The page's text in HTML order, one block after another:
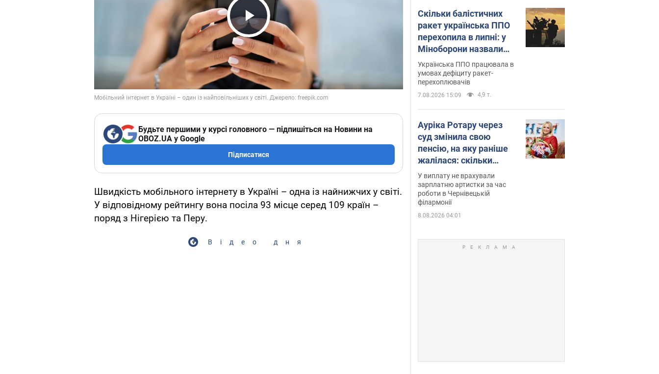
Play Video
Будьте першими у курсі головного — підпишіться на Новини на
OBOZ.UA у Google
Підписатися
Швидкість мобільного інтернету в Україні – одна із найнижчих у світі.
У відповідному рейтингу вона посіла 93 місце серед 109 країн –
поряд з Нігерією та Перу.
Відео дня
Скільки балістичних
ракет українська ППО
перехопила в липні: у
Міноборони назвали
цифру
Українська ППО працювала в
умовах дефіциту ракет-
перехоплювачів
7.08.2026 15:09 4,9 т.
Ауріка Ротару через
суд змінила свою
пенсію, на яку раніше
жалілася: скільки
отримувала співачка
У виплату не врахували
зарплатню артистки за час
роботи в Чернівецькій
філармонії
8.08.2026 04:01